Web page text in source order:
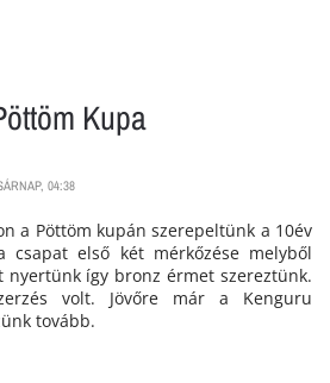
Kupa
04:38
a Pöttöm kupán szerepeltünk a 10év
első két mérkőzése melyből
nyertünk így bronz érmet szereztünk.
volt. Jövőre már a Kenguru
tovább.